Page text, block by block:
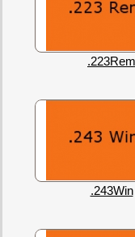
.223Rem
.243Win